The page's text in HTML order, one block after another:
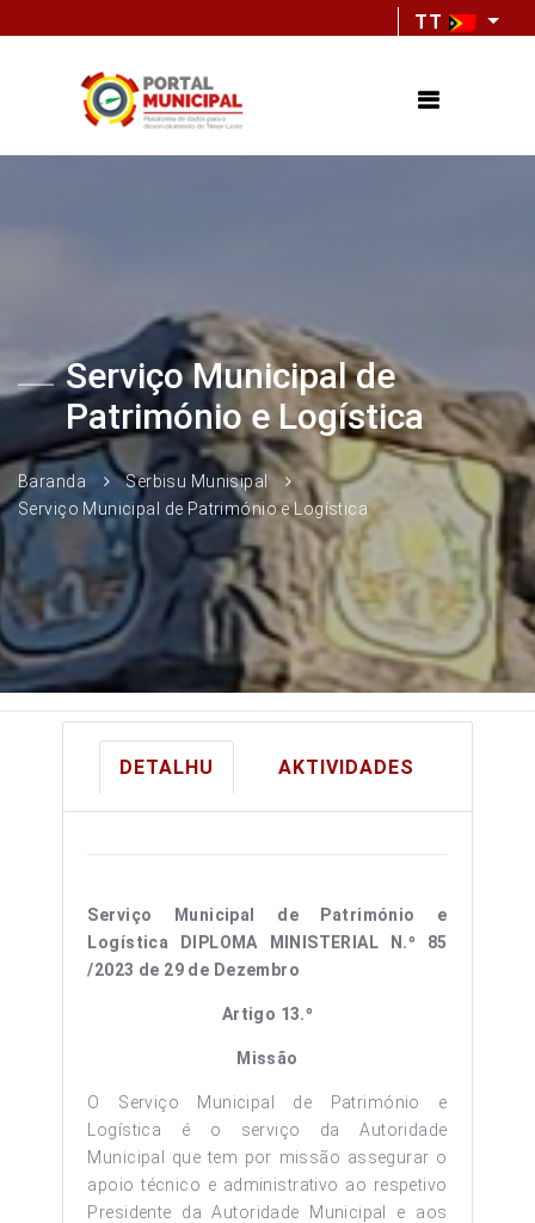
TT
Serviço Municipal de
Património e Logística
Baranda
Serbisu Munisipal
Serviço Municipal de Património e Logística
DETALHU AKTIVIDADES
Serviço Municipal de Património e
Logística
DIPLOMA MINISTERIAL N.º 85
/2023 de 29 de Dezembro
Artigo 13.º
Missão
O Serviço Municipal de Património e
Logística é o serviço da Autoridade
Municipal que tem por missão assegurar o
apoio técnico e administrativo ao respetivo
Presidente da Autoridade Municipal e aos